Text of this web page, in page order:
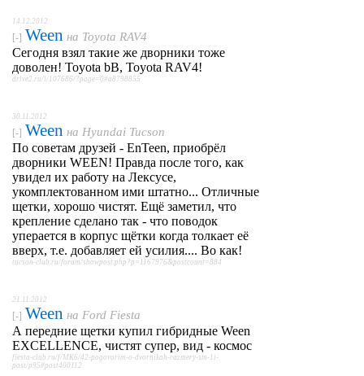
14.12.2012
[-] Ween на Toyota RAV4
Сегодня взял такие же дворники тоже
доволен! Toyota bB, Toyota RAV4!
drive2.ru/l/107686/?page=0#a8798855
30.11.2012
[-] Ween на Hyundai Tucson
По советам друзей - EnTeen, приобрёл
дворники WEEN! Правда после того, как
увидел их работу на Лексусе,
укомплектованном ими штатно... Отличные
щетки, хорошо чистят. Ещё заметил, что
крепление сделано так - что поводок
уперается в корпус щётки когда толкает её
вверх, т.е. добавляет ей усилия.... Во как!
tucson-club.ru/forum/showpost.php?p=1167976&postcount=884
21.11.2012
[-] Ween на Ford Fiesta
А передние щетки купил гибридные Ween
EXCELLENCE, чистят супер, вид - космос
fiesta-club.ru/f/MK6/42-pogovorim-o-dvornikah-razmery-sm-1i-
post/p95#post400112